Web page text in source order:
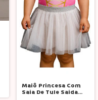
Maiô Princesa Com
Saia De Tule Saida